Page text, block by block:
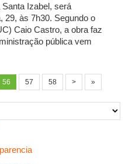
Izabel, será
29, às 7h30. Segundo o
Caio Castro, a obra faz
pública vem
56 57 58 > »